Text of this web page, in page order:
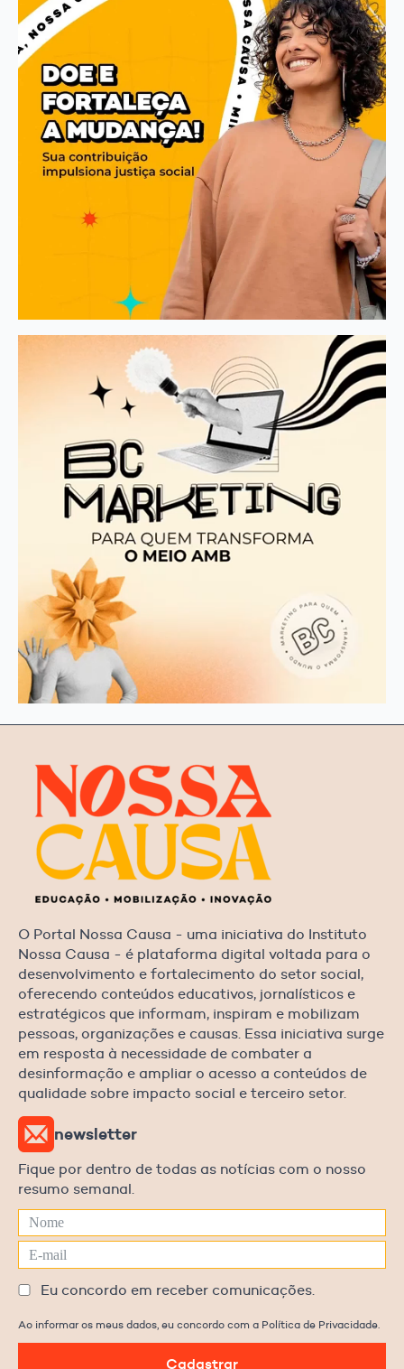
O Portal Nossa Causa - uma iniciativa do Instituto
Nossa Causa - é plataforma digital voltada para o
desenvolvimento e fortalecimento do setor social,
oferecendo conteúdos educativos, jornalísticos e
estratégicos que informam, inspiram e mobilizam
pessoas, organizações e causas. Essa iniciativa surge
em resposta à necessidade de combater a
desinformação e ampliar o acesso a conteúdos de
qualidade sobre impacto social e terceiro setor.
newsletter
Fique por dentro de todas as notícias com o nosso
resumo semanal.
Eu concordo em receber comunicações.
Ao informar os meus dados, eu concordo com a Política de Privacidade.
Cadastrar